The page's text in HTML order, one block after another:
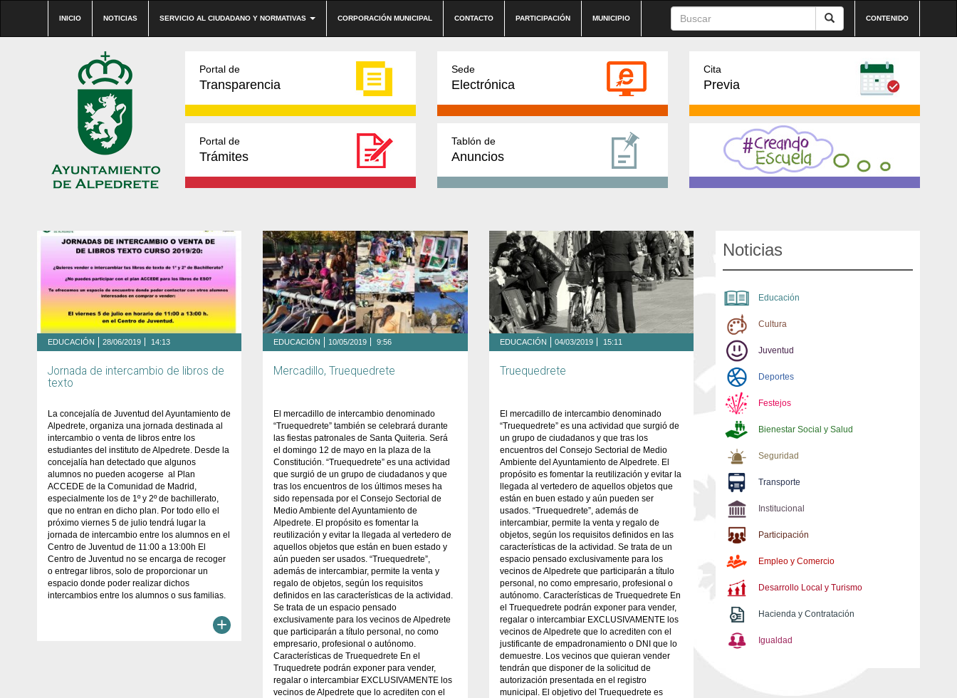
INICIO NOTICIAS SERVICIO AL CIUDADANO Y NORMATIVAS CORPORACIÓN MUNICIPAL CONTACTO PARTICIPACIÓN MUNICIPIO CONTENIDO
Portal de
Transparencia
Sede
Electrónica
Cita
Previa
Portal de
Trámites
Tablón de
Anuncios
EDUCACIÓN 28/06/2019 14:13
Jornada de intercambio de libros de
texto
La concejalía de Juventud del Ayuntamiento de
Alpedrete, organiza una jornada destinada al
intercambio o venta de libros entre los
estudiantes del instituto de Alpedrete. Desde la
concejalía han detectado que algunos
alumnos no pueden acogerse al Plan
ACCEDE de la Comunidad de Madrid,
especialmente los de 1º y 2º de bachillerato,
que no entran en dicho plan. Por todo ello el
próximo viernes 5 de julio tendrá lugar la
jornada de intercambio entre los alumnos en el
Centro de Juventud de 11:00 a 13:00h El
Centro de Juventud no se encarga de recoger
o entregar libros, solo de proporcionar un
espacio donde poder realizar dichos
intercambios entre los alumnos o sus familias.
+
EDUCACIÓN 10/05/2019 9:56
Mercadillo, Truequedrete
El mercadillo de intercambio denominado
“Truequedrete” también se celebrará durante
las fiestas patronales de Santa Quiteria. Será
el domingo 12 de mayo en la plaza de la
Constitución. “Truequedrete” es una actividad
que surgió de un grupo de ciudadanos y que
tras los encuentros de los últimos meses ha
sido repensada por el Consejo Sectorial de
Medio Ambiente del Ayuntamiento de
Alpedrete. El propósito es fomentar la
reutilización y evitar la llegada al vertedero de
aquellos objetos que están en buen estado y
aún pueden ser usados. “Truequedrete”,
además de intercambiar, permite la venta y
regalo de objetos, según los requisitos
definidos en las características de la actividad.
Se trata de un espacio pensado
exclusivamente para los vecinos de Alpedrete
que participarán a título personal, no como
empresario, profesional o autónomo.
Características de Truequedrete En el
Truquedrete podrán exponer para vender,
regalar o intercambiar EXCLUSIVAMENTE los
vecinos de Alpedrete que lo acrediten con el
EDUCACIÓN 04/03/2019 15:11
Truequedrete
El mercadillo de intercambio denominado
“Truequedrete” es una actividad que surgió de
un grupo de ciudadanos y que tras los
encuentros del Consejo Sectorial de Medio
Ambiente del Ayuntamiento de Alpedrete. El
propósito es fomentar la reutilización y evitar la
llegada al vertedero de aquellos objetos que
están en buen estado y aún pueden ser
usados. “Truequedrete”, además de
intercambiar, permite la venta y regalo de
objetos, según los requisitos definidos en las
características de la actividad. Se trata de un
espacio pensado exclusivamente para los
vecinos de Alpedrete que participarán a título
personal, no como empresario, profesional o
autónomo. Características de Truequedrete En
el Truequedrete podrán exponer para vender,
regalar o intercambiar EXCLUSIVAMENTE los
vecinos de Alpedrete que lo acrediten con el
justificante de empadronamiento o DNI que lo
demuestre. Los vecinos que quieran vender
tendrán que disponer de la solicitud de
autorización presentada en el registro
municipal. El objetivo del Truequedrete es
Noticias
Educación
Cultura
Juventud
Deportes
Festejos
Bienestar Social y Salud
Seguridad
Transporte
Institucional
Participación
Empleo y Comercio
Desarrollo Local y Turismo
Hacienda y Contratación
Igualdad